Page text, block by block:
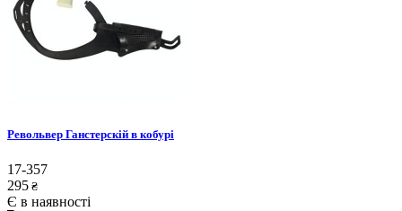
Револьвер Ганстерскій в кобурі
17-357
295 ₴
Є в наявності